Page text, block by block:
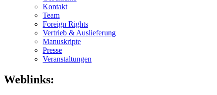
Kontakt
Team
Foreign Rights
Vertrieb & Auslieferung
Manuskripte
Presse
Veranstaltungen
Weblinks: